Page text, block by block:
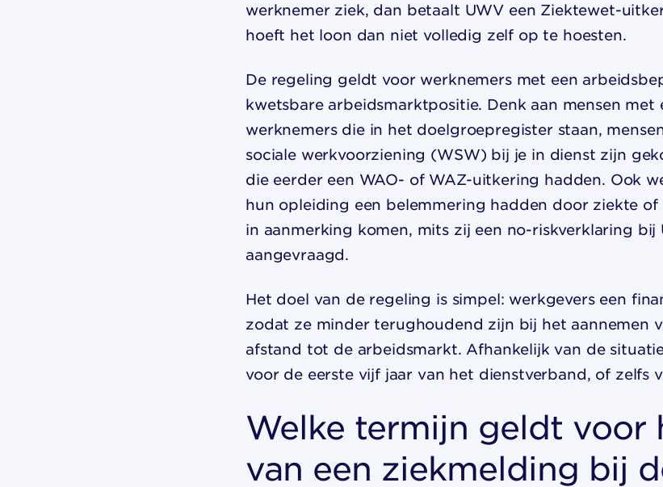
werknemer ziek, dan betaalt UWV een Ziektewet-
hoeft het loon dan niet volledig zelf op te hoesten.
De regeling geldt voor werknemers met een
kwetsbare arbeidsmarktpositie. Denk aan mensen
werknemers die in het doelgroepregister staan,
sociale werkvoorziening (WSW) bij je in dienst zijn
die eerder een WAO- of WAZ-uitkering hadden. Ook
hun opleiding een belemmering hadden door ziekte of
in aanmerking komen, mits zij een no-riskverklaring bij
aangevraagd.
Het doel van de regeling is simpel: werkgevers een
zodat ze minder terughoudend zijn bij het aannemen
afstand tot de arbeidsmarkt. Afhankelijk van de
voor de eerste vijf jaar van het dienstverband, of zelfs
Welke termijn geldt voor
van een ziekmelding bij